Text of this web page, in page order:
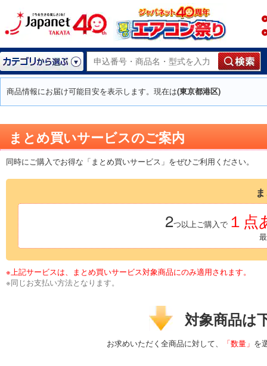
商品情報にお届け可能目安を表示します。現在は(東京都港区)
まとめ買いサービスのご案内
同時にご購入でお得な「まとめ買いサービス」をぜひご利用ください。
2つ以上ご購入で １点
※上記サービスは、まとめ買いサービス対象商品にのみ適用されます。
※同じお支払い方法となります。
対象商品は
お求めいただく全商品に対して、 「数量」 を